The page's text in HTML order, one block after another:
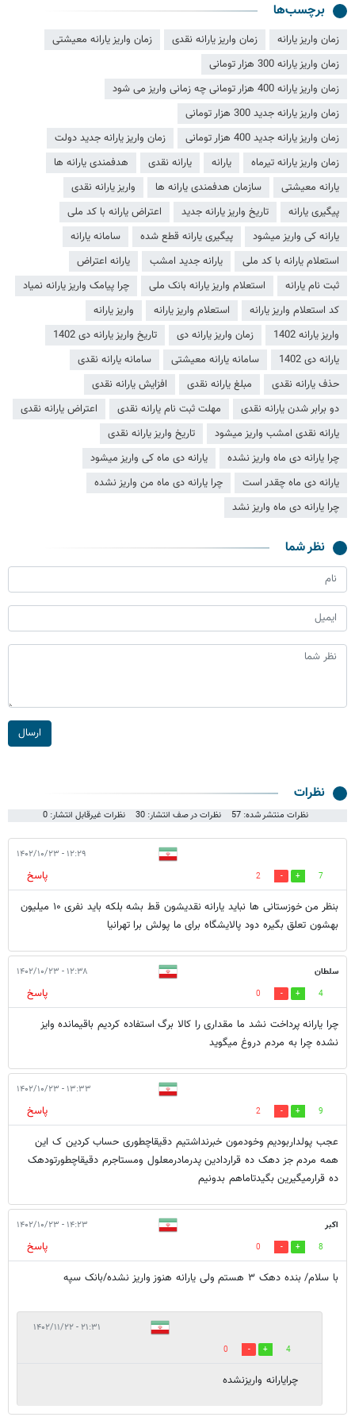
برچسب‌ها
زمان واریز یارانه زمان واریز یارانه نقدی
زمان واریز یارانه معیشتی
زمان واریز یارانه 300 هزار تومانی
زمان واریز یارانه 400 هزار تومانی چه زمانی واریز می شود
زمان واریز یارانه جدید 300 هزار تومانی
زمان واریز یارانه جدید 400 هزار تومانی
زمان واریز یارانه جدید دولت
زمان واریز یارانه تیرماه
یارانه یارانه نقدی
هدفمندی یارانه ها
یارانه معیشتی
سازمان هدفمندی یارانه ها
واریز یارانه نقدی
پیگیری یارانه
تاریخ واریز یارانه جدید
اعتراض یارانه با کد ملی
یارانه کی واریز میشود
پیگیری یارانه قطع شده
سامانه یارانه
استعلام یارانه با کد ملی
یارانه جدید امشب
یارانه اعتراض
ثبت نام یارانه
استعلام واریز یارانه بانک ملی
چرا پیامک واریز یارانه نمیاد
کد استعلام واریز یارانه
استعلام واریز یارانه
واریز یارانه
واریز یارانه 1402
زمان واریز یارانه دی
تاریخ واریز یارانه دی 1402
یارانه دی 1402
سامانه یارانه معیشتی
سامانه یارانه نقدی
حذف یارانه نقدی
مبلغ یارانه نقدی
افزایش یارانه نقدی
دو برابر شدن یارانه نقدی
مهلت ثبت نام یارانه نقدی
اعتراض یارانه نقدی
یارانه نقدی امشب واریز میشود
تاریخ واریز یارانه نقدی
چرا یارانه دی ماه واریز نشده
یارانه دی ماه کی واریز میشود
یارانه دی ماه چقدر است
چرا یارانه دی ماه من واریز نشده
چرا یارانه دی ماه واریز نشد
نظر شما
ارسال
نظرات
نظرات منتشر شده: 57 نظرات در صف انتشار: 30 نظرات غیرقابل انتشار: 0
۱۲:۲۹ - ۱۴۰۲/۱۰/۲۳
7
2
پاسخ
بنظر من خوزستانی ها نباید یارانه نقدیشون قط بشه بلکه باید نفری ۱۰ میلیون
بهشون تعلق بگیره دود پالایشگاه برای ما پولش برا تهرانیا
سلطان ۱۲:۳۸ - ۱۴۰۲/۱۰/۲۳
4
0
پاسخ
چرا یارانه پرداخت نشد ما مقداری را کالا برگ استفاده کردیم باقیمانده وایز
نشده چرا به مردم دروغ میگوید
۱۳:۳۳ - ۱۴۰۲/۱۰/۲۳
9
2
پاسخ
عجب پولداربودیم وخودمون خبرنداشتیم دقیقاچطوری حساب کردین ک این
همه مردم جز دهک ده قراردادین پدرمادرمعلول ومستاجرم دقیقاچطورتودهک
ده قرارمیگیرین بگیدتاماهم بدونیم
اکبر ۱۴:۲۳ - ۱۴۰۲/۱۰/۲۳
8
0
پاسخ
با سلام/ بنده دهک ۳ هستم ولی یارانه هنوز واریز نشده/بانک سپه
۲۱:۳۱ - ۱۴۰۲/۱۱/۲۲
4
0
چرایارانه واریزنشده